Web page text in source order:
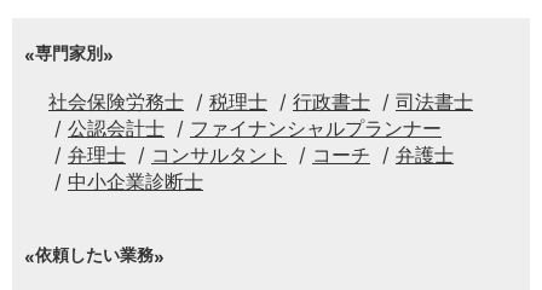
専門家別
社会保険労務士 税理士 行政書士
司法書士
公認会計士
ファイナンシャルプランナー
弁理士
コンサルタント コーチ
弁護士
中小企業診断士
依頼したい業務